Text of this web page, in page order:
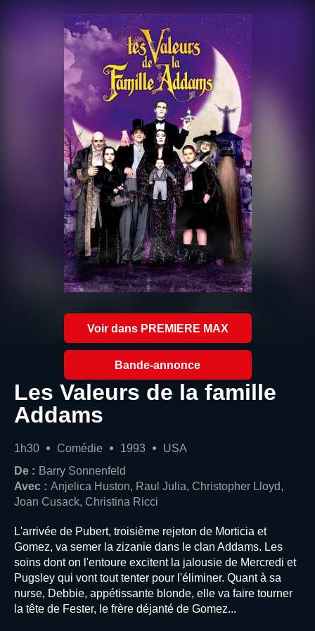
Voir dans PREMIERE MAX
Bande-annonce
Les Valeurs de la famille
Addams
1h30 Comédie 1993
USA
De : Barry Sonnenfeld
Avec : Anjelica Huston, Raul Julia, Christopher Lloyd,
Joan Cusack, Christina Ricci
L'arrivée de Pubert, troisième rejeton de Morticia et
Gomez, va semer la zizanie dans le clan Addams. Les
soins dont on l'entoure excitent la jalousie de Mercredi et
Pugsley qui vont tout tenter pour l'éliminer. Quant à sa
nurse, Debbie, appétissante blonde, elle va faire tourner
la tête de Fester, le frère déjanté de Gomez...